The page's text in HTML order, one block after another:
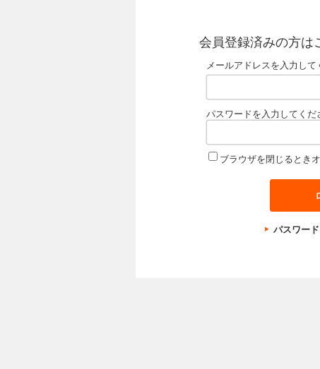
会員登録済みの方は
メールアドレスを入力して
パスワードを入力してくだ
ブラウザを閉じるとき
パスワー